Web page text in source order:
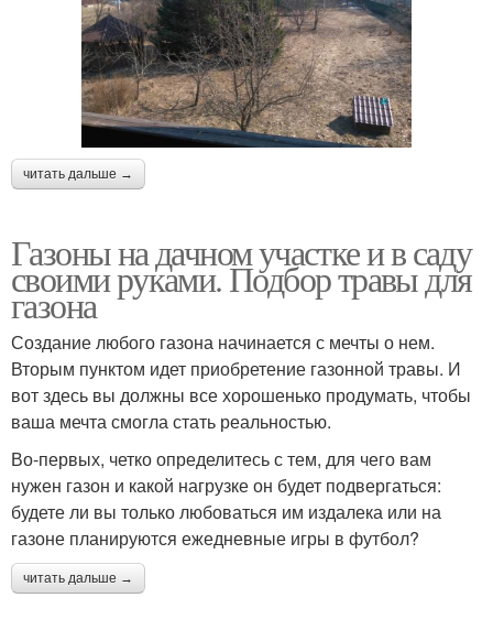
читать дальше →
Газоны на дачном участке и в саду
своими руками. Подбор травы для
газона
Создание любого газона начинается с мечты о нем.
Вторым пунктом идет приобретение газонной травы. И
вот здесь вы должны все хорошенько продумать, чтобы
ваша мечта смогла стать реальностью.
Во-первых, четко определитесь с тем, для чего вам
нужен газон и какой нагрузке он будет подвергаться:
будете ли вы только любоваться им издалека или на
газоне планируются ежедневные игры в футбол?
читать дальше →